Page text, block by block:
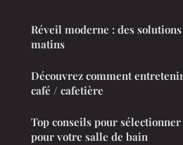
Réveil moderne : des
matins
Découvrez comment
café / cafetière
Top conseils pour
pour votre salle de bain